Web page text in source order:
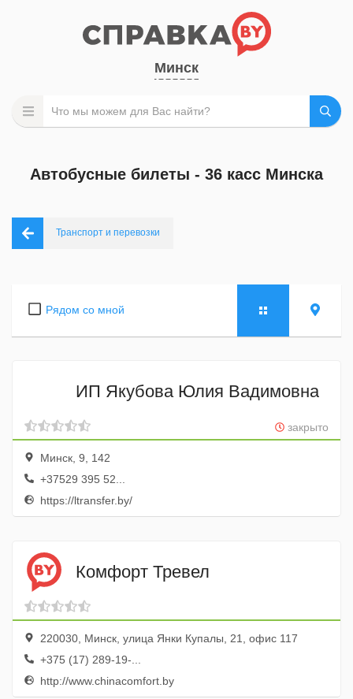
Минск
Автобусные билеты - 36 касс Минска
Транспорт и перевозки
Рядом со мной
ИП Якубова Юлия Вадимовна
закрыто
Минск, 9, 142
+37529 395 52...
https://ltransfer.by/
Комфорт Тревел
220030, Минск, улица Янки Купалы, 21, офис 117
+375 (17) 289-19-...
http://www.chinacomfort.by